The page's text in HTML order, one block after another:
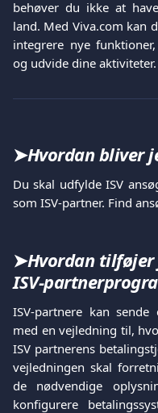
behøver du ikke at
land. Med Viva.com kan
integrere nye
og udvide dine aktiviteter.
➤Hvordan bliver
Du skal udfylde ISV
som ISV-partner. Find
➤Hvordan
ISV-
ISV-partnere kan
med en vejledning til,
ISV partnerens
vejledningen skal
de nødvendige
konfigurere